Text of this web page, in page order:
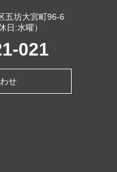
五坊大宮町96-6
:水曜）
021
せ